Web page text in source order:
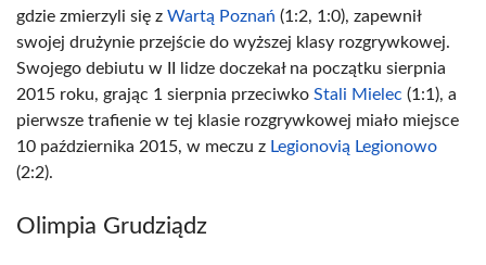
gdzie zmierzyli się z Wartą Poznań (1:2, 1:0), zapewnił
swojej drużynie przejście do wyższej klasy rozgrywkowej.
Swojego debiutu w II lidze doczekał na początku sierpnia
2015 roku, grając 1 sierpnia przeciwko Stali Mielec (1:1), a
pierwsze trafienie w tej klasie rozgrywkowej miało miejsce
10 października 2015, w meczu z Legionovią Legionowo
(2:2).
Olimpia Grudziądz